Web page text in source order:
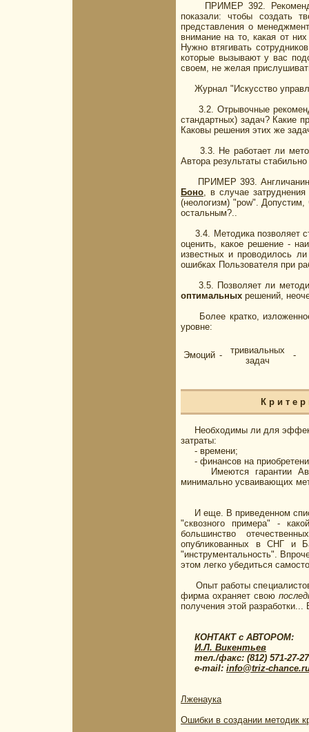
ПРИМЕР 392.
показали: чтобы создать
представления о
внимание на то, какая от
Нужно втягивать
которые вызывают у вас
своем, не желая
Журнал "Искусство
3.2. Отрывочные
стандартных) задач? Какие
Каковы решения этих же
3.3. Не работает ли
Автора результаты
ПРИМЕР 393. Англичанин,
Боно, в случае
(неологизм) "роw". Допустим,
остальным?..
3.4. Методика позволяет
оценить, какое решение -
известных и проводилось
ошибках Пользователя при
3.5. Позволяет ли
оптимальных решений,
Более кратко, изложенное
уровне:
Эмоций -
тривиальных
задач
-
К р и т е
Необходимы ли для
затраты:
- времени;
- финансов на
Имеются гарантии
минимально усваивающих
И еще. В приведенном
"сквозного примера" -
большинство
опубликованных в СНГ и
"инструментальность".
этом легко убедиться
Опыт работы
фирма охраняет свою
получения этой
КОНТАКТ с АВТОРОМ:
И.Л. Викентьев
тел./факс: (812) 571-27-
e-mail: info@triz-
Лженаука
Ошибки в создании методик